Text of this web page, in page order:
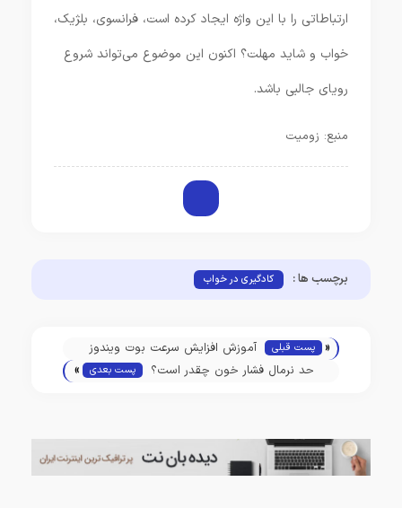
ارتباطاتی را با این واژه ایجاد کرده است، فرانسوی، بلژیک،
خواب و شاید مهلت؟ اکنون این موضوع می‌تواند شروع
رویای جالبی باشد.
منبع: زومیت
برچسب ها : کادگیری در خواب
« پست قبلی
آموزش افزایش سرعت بوت ویندوز
حد نرمال فشار خون چقدر است؟
پست بعدی »